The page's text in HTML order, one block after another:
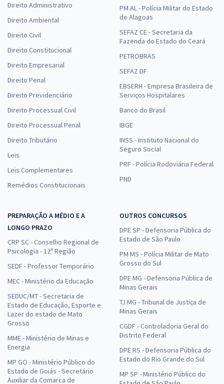
Direito Administrativo
Direito Ambiental
Direito Civil
Direito Constitucional
Direito Empresarial
Direito Penal
Direito Previdenciário
Direito Processual Civil
Direito Processual Penal
Direito Tributário
Leis
Leis Complementares
Remédios Constitucionais
PM AL - Polícia Militar do Estado
de Alagoas
SEFAZ CE - Secretaria da
Fazenda do Estado do Ceará
PETROBRAS
SEFAZ DF
EBSERH - Empresa Brasileira de
Serviços Hospitalares
Banco do Brasil
IBGE
INSS - Instituto Nacional do
Seguro Social
PRF - Polícia Rodoviária Federal
PND
PREPARAÇÃO A MÉDIO E A
LONGO PRAZO
CRP SC - Conselho Regional de
Psicologia - 12ª Região
SEDF - Professor Temporário
MEC - Ministério da Educação
SEDUC/MT - Secretaria de
Estado de Educação, Esporte e
Lazer do estado de Mato
Grosso
MME - Ministério de Minas e
Energia
MP GO - Ministério Público do
Estado de Goiás - Secretário
Auxiliar da Comarca de
OUTROS CONCURSOS
DPE SP - Defensoria Pública do
Estado de São Paulo
PM MS - Polícia Militar de Mato
Grosso do Sul
DPE MG - Defensoria Pública de
Minas Gerais
TJ MG - Tribunal de Justiça de
Minas Gerais
CGDF - Controladoria Geral do
Distrito Federal
DPE RS - Defensoria Pública do
Estado do Rio Grande do Sul
MP SP - Ministério Público do